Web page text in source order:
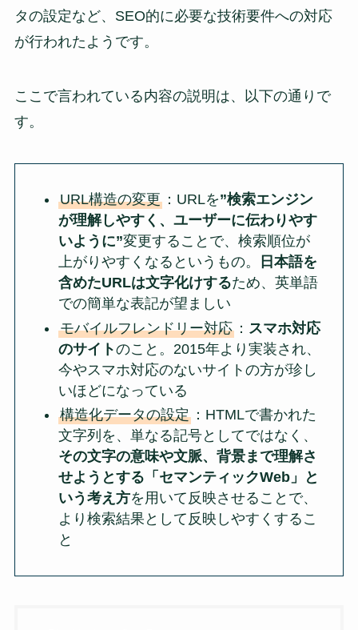
タの設定など、SEO的に必要な技術要件への対応
が行われたようです。
ここで言われている内容の説明は、以下の通りで
す。
URL構造の変更：URLを”検索エンジン
が理解しやすく、ユーザーに伝わりやす
いように”変更することで、検索順位が
上がりやすくなるというもの。
日本語を
含めたURLは文字化けするため、英単語
での簡単な表記が望ましい
モバイルフレンドリー対応： スマホ対応
のサイトのこと。2015年より実装され、
今やスマホ対応のないサイトの方が珍し
いほどになっている
構造化データの設定：HTMLで書かれた
文字列を、単なる記号としてではなく、
その文字の意味や文脈、背景まで理解さ
せようとする「セマンティックWeb」と
いう考え方を用いて反映させることで、
より検索結果として反映しやすくするこ
と